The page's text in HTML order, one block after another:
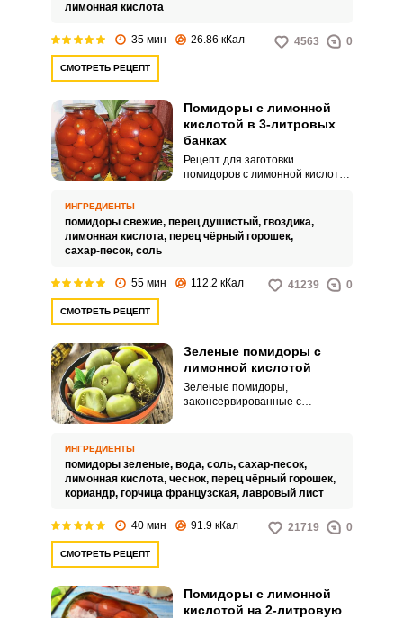
лимонная кислота
35 мин 26.86 кКал 4563 0
СМОТРЕТЬ РЕЦЕПТ
Помидоры с лимонной
кислотой в 3-литровых
банках
Рецепт для заготовки
помидоров с лимонной кислотой
на вашем столе будут вкусные
маринованные овощи. К тому же
ИНГРЕДИЕНТЫ
помидоры свежие, перец душистый, гвоздика,
лимонная кислота, перец чёрный горошек,
сахар-песок, соль
55 мин 112.2 кКал 41239 0
СМОТРЕТЬ РЕЦЕПТ
Зеленые помидоры с
лимонной кислотой
Зеленые помидоры,
законсервированные с
них более нежная, свежая,
деликатная.
ИНГРЕДИЕНТЫ
помидоры зеленые, вода, соль, сахар-песок,
лимонная кислота, чеснок, перец чёрный горошек,
кориандр, горчица французская, лавровый лист
40 мин 91.9 кКал 21719 0
СМОТРЕТЬ РЕЦЕПТ
Помидоры с лимонной
кислотой на 2-литровую